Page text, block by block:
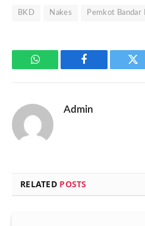
BKD Nakes Pemkot Bandar
WhatsApp Facebook
Admin
RELATED POSTS